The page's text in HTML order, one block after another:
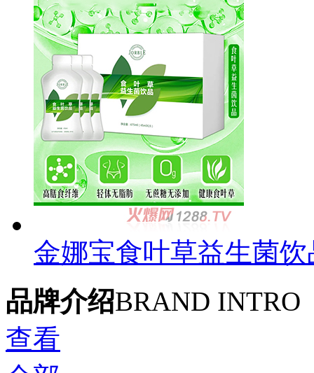
金娜宝食叶草益生菌饮
品牌介绍BRAND INTRO
查看